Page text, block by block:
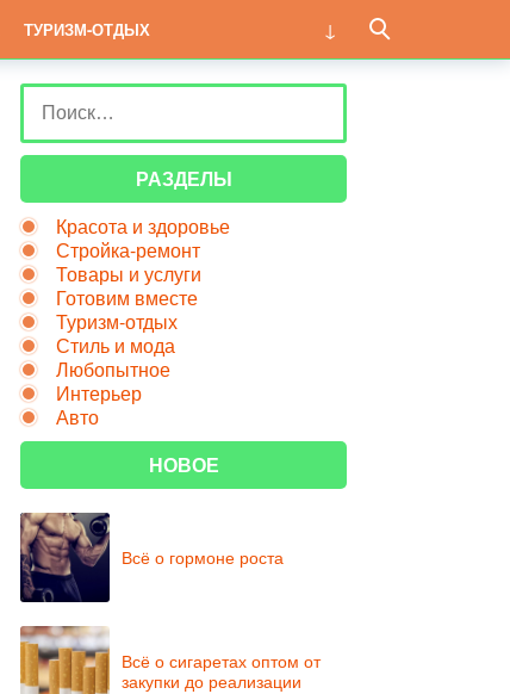
ТУРИЗМ-ОТДЫХ
РАЗДЕЛЫ
Красота и здоровье
Стройка-ремонт
Товары и услуги
Готовим вместе
Туризм-отдых
Стиль и мода
Любопытное
Интерьер
Авто
НОВОЕ
Всё о гормоне роста
Всё о сигаретах оптом от
закупки до реализации